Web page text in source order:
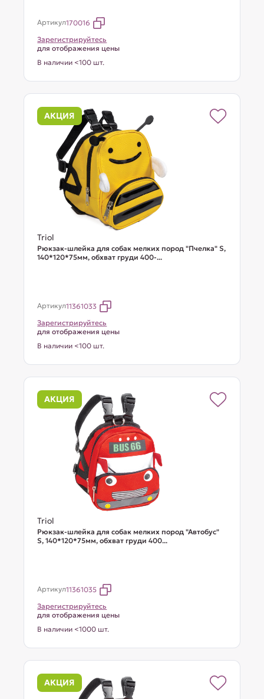
Артикул170016
Зарегистрируйтесь
для отображения цены
В наличии <100 шт.
АКЦИЯ
Triol
Рюкзак-шлейка для собак мелких пород "Пчелка" S,
140*120*75мм, обхват груди 400-...
Артикул11361033
Зарегистрируйтесь
для отображения цены
В наличии <100 шт.
АКЦИЯ
Triol
Рюкзак-шлейка для собак мелких пород "Автобус"
S, 140*120*75мм, обхват груди 400...
Артикул11361035
Зарегистрируйтесь
для отображения цены
В наличии <1000 шт.
АКЦИЯ